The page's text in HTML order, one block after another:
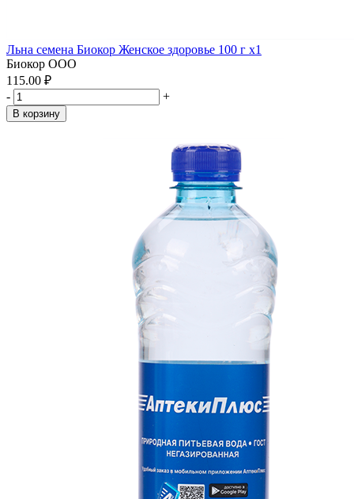
Льна семена Биокор Женское здоровье 100 г x1
Биокор ООО
115.00 ₽
-
+
В корзину